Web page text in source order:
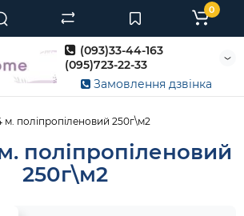
(093)33-44-163
(095)723-22-33
Замовлення дзвінка
0
м. поліпропіленовий 250г\м2
поліпропіленовий
250г\м2